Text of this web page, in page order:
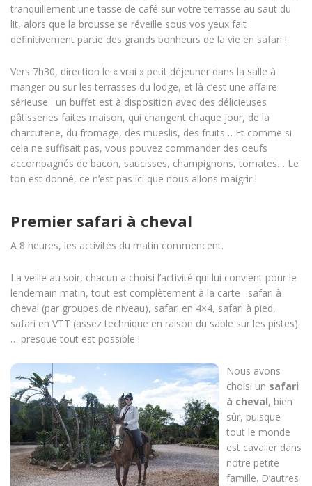
tranquillement une tasse de café sur votre terrasse au saut du
lit, alors que la brousse se réveille sous vos yeux fait
définitivement partie des grands bonheurs de la vie en safari !
Vers 7h30, direction le « vrai » petit déjeuner dans la salle à
manger ou sur les terrasses du lodge, et là c’est une affaire
sérieuse : un buffet est à disposition avec des délicieuses
pâtisseries faites maison, qui changent chaque jour, de la
charcuterie, du fromage, des mueslis, des fruits… Et comme si
cela ne suffisait pas, vous pouvez commander des oeufs
accompagnés de bacon, saucisses, champignons, tomates… Le
ton est donné, ce n’est pas ici que nous allons maigrir !
Premier safari à cheval
A 8 heures, les activités du matin commencent.
La veille au soir, chacun a choisi l’activité qui lui convient pour le
lendemain matin, tout est complètement à la carte : safari à
cheval (par groupes de niveau), safari en 4×4, safari à pied,
safari en VTT (assez technique en raison du sable sur les pistes)
… presque tout est possible !
Nous avons
choisi un safari
à cheval, bien
sûr, puisque
tout le monde
est cavalier dans
notre petite
famille. D’autres